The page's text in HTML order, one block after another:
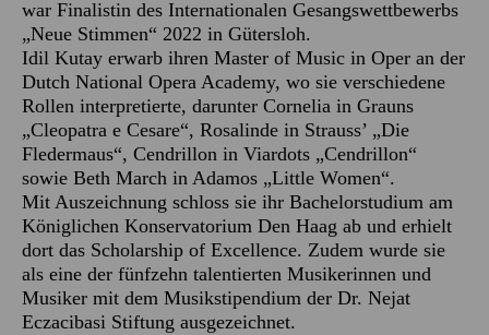
war Finalistin des Internationalen Gesangswettbewerbs
„Neue Stimmen“ 2022 in Gütersloh.
Idil Kutay erwarb ihren Master of Music in Oper an der
Dutch National Opera Academy, wo sie verschiedene
Rollen interpretierte, darunter Cornelia in Grauns
„Cleopatra e Cesare“, Rosalinde in Strauss’ „Die
Fledermaus“, Cendrillon in Viardots „Cendrillon“
sowie Beth March in Adamos „Little Women“.
Mit Auszeichnung schloss sie ihr Bachelorstudium am
Königlichen Konservatorium Den Haag ab und erhielt
dort das Scholarship of Excellence. Zudem wurde sie
als eine der fünfzehn talentierten Musikerinnen und
Musiker mit dem Musikstipendium der Dr. Nejat
Eczacibasi Stiftung ausgezeichnet.